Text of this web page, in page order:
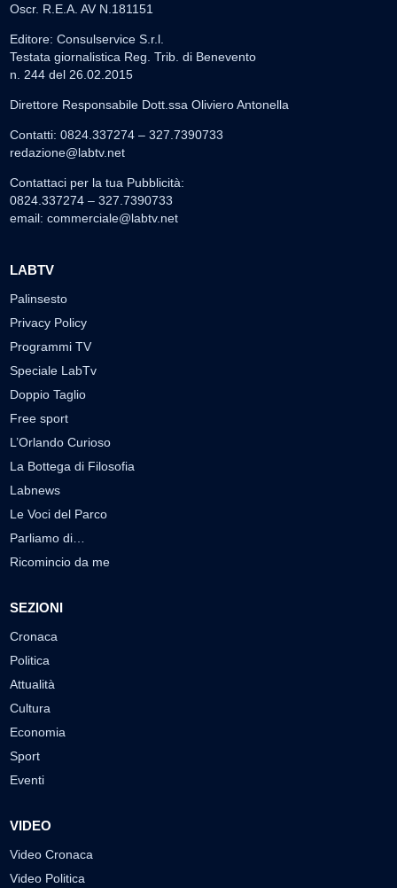
Oscr. R.E.A. AV N.181151
Editore: Consulservice S.r.l.
Testata giornalistica Reg. Trib. di Benevento
n. 244 del 26.02.2015
Direttore Responsabile Dott.ssa Oliviero Antonella
Contatti: 0824.337274 – 327.7390733
redazione@labtv.net
Contattaci per la tua Pubblicità:
0824.337274 – 327.7390733
email: commerciale@labtv.net
LABTV
Palinsesto
Privacy Policy
Programmi TV
Speciale LabTv
Doppio Taglio
Free sport
L’Orlando Curioso
La Bottega di Filosofia
Labnews
Le Voci del Parco
Parliamo di…
Ricomincio da me
SEZIONI
Cronaca
Politica
Attualità
Cultura
Economia
Sport
Eventi
VIDEO
Video Cronaca
Video Politica